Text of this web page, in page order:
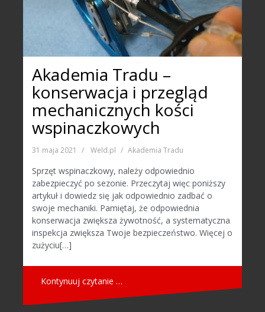
Akademia Tradu –
konserwacja i przegląd
mechanicznych kości
wspinaczkowych
31 maja 2021 Weld.pl Akademia Tradu
Sprzęt wspinaczkowy, należy odpowiednio
zabezpieczyć po sezonie. Przeczytaj więc poniższy
artykuł i dowiedz się jak odpowiednio zadbać o
swoje mechaniki. Pamiętaj, że odpowiednia
konserwacja zwiększa żywotność, a systematyczna
inspekcja zwiększa Twoje bezpieczeństwo. Więcej o
zużyciu[…]
Kontynuuj czytanie …